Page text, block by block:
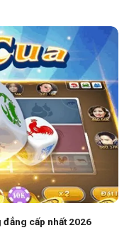
đẳng cấp nhất 2026